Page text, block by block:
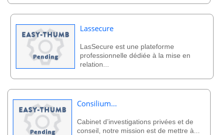
Lassecure
LasSecure est une plateforme
professionnelle dédiée à la mise en
relation...
Consilium...
Cabinet d’investigations privées et de
conseil, notre mission est de mettre à...